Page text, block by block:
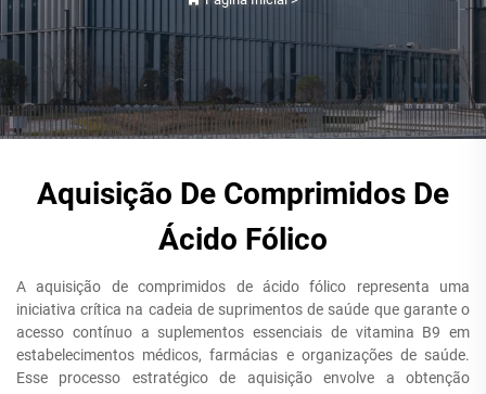
Aquisição De Comprimidos De
Ácido Fólico
A aquisição de comprimidos de ácido fólico representa uma
iniciativa crítica na cadeia de suprimentos de saúde que garante o
acesso contínuo a suplementos essenciais de vitamina B9 em
estabelecimentos médicos, farmácias e organizações de saúde.
Esse processo estratégico de aquisição envolve a obtenção